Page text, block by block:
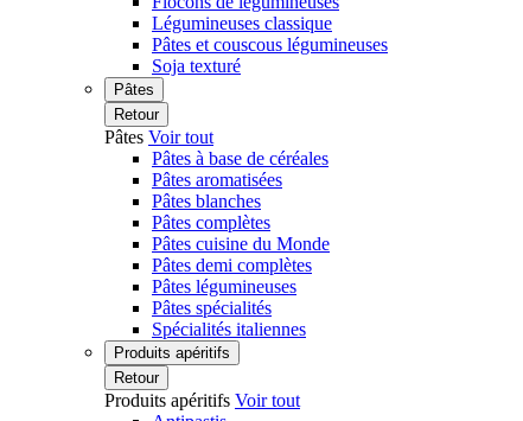
Légumineuses classique
Pâtes et couscous légumineuses
Soja texturé
Pâtes
Retour
Pâtes Voir tout
Pâtes à base de céréales
Pâtes aromatisées
Pâtes blanches
Pâtes complètes
Pâtes cuisine du Monde
Pâtes demi complètes
Pâtes légumineuses
Pâtes spécialités
Spécialités italiennes
Produits apéritifs
Retour
Produits apéritifs Voir tout